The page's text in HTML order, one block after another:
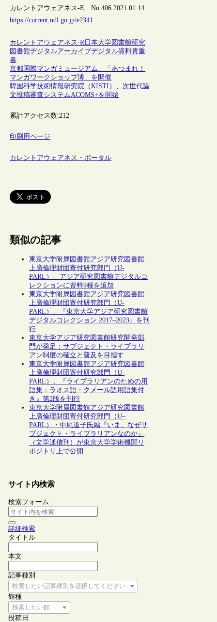
カレントアウェアネス-E No.406 2021.01.14
https://current.ndl.go.jp/e2341
カレントアウェアネス-R日本大学図書館研究
図書館デジタルアーカイブデジタル資料貴重
書
京都国際マンガミュージアム、「あつまれ！
マンガワークショップ博」を開催
韓国科学技術情報研究院（KISTI）、次世代論
文投稿審査システムACOMS+を開始
累計アクセス数:212
印刷用ページ
カレントアウェアネス・ポータル
類似の記事
東京大学附属図書館アジア研究図書館
上廣倫理財団寄付研究部門（U-
PARL）、アジア研究図書館デジタルコ
レクションに資料9種を追加
東京大学附属図書館アジア研究図書館
上廣倫理財団寄付研究部門（U-
PARL）、『東京大学アジア研究図書館
デジタルコレクション 2017–2023』を刊
行
東京大学アジア研究図書館研究開発部
門が発足：サブジェクト・ライブラリ
アン制度の確立と普及を目指す
東京大学附属図書館アジア研究図書館
上廣倫理財団寄付研究部門（U-
PARL）、『ライブラリアンのための用
語集：ラオス語・クメール語用語集付
き』第2版を刊行
東京大学附属図書館アジア研究図書館
上廣倫理財団寄付研究部門（U–
PARL）・中尾道子氏編『いま、なぜサ
ブジェクト・ライブラリアンなのか』
（文学通信刊）が東京大学学術機関リ
ポジトリ上で公開
サイト内検索
検索フォーム
詳細検索
タイトル
本文
記事種別
検索したい記事種別を選択してください
館種
検索したい館種を選択してください
投稿日